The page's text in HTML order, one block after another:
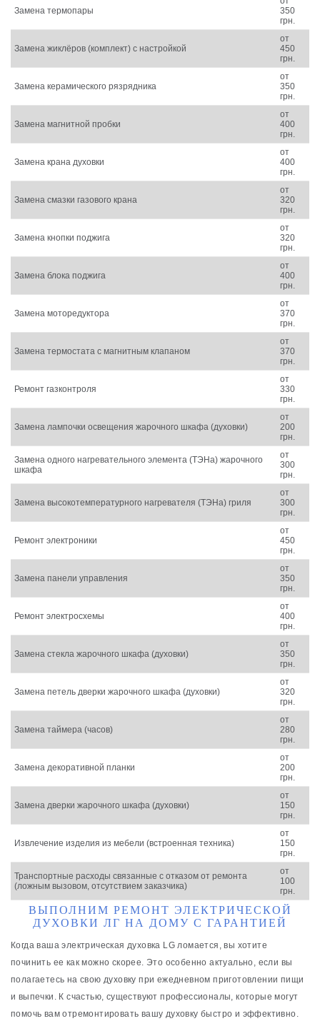
Замена термопары
350
грн.
Замена жиклёров (комплект) с настройкой
от
450
грн.
Замена керамического рязрядника
от
350
грн.
Замена магнитной пробки
от
400
грн.
Замена крана духовки
от
400
грн.
Замена смазки газового крана
от
320
грн.
Замена кнопки поджига
от
320
грн.
Замена блока поджига
от
400
грн.
Замена моторедуктора
от
370
грн.
Замена термостата с магнитным клапаном
от
370
грн.
Ремонт газконтроля
от
330
грн.
Замена лампочки освещения жарочного шкафа (духовки)
от
200
грн.
Замена одного нагревательного элемента (ТЭНа) жарочного
шкафа
от
300
грн.
Замена высокотемпературного нагревателя (ТЭНа) гриля
от
300
грн.
Ремонт электроники
от
450
грн.
Замена панели управления
от
350
грн.
Ремонт электросхемы
от
400
грн.
Замена стекла жарочного шкафа (духовки)
от
350
грн.
Замена петель дверки жарочного шкафа (духовки)
от
320
грн.
Замена таймера (часов)
от
280
грн.
Замена декоративной планки
от
200
грн.
Замена дверки жарочного шкафа (духовки)
от
150
грн.
Извлечение изделия из мебели (встроенная техника)
от
150
грн.
Транспортные расходы связанные с отказом от ремонта
(ложным вызовом, отсутствием заказчика)
от
100
грн.
ВЫПОЛНИМ РЕМОНТ ЭЛЕКТРИЧЕСКОЙ
ДУХОВКИ ЛГ НА ДОМУ С ГАРАНТИЕЙ
Когда ваша электрическая духовка LG ломается, вы хотите
починить ее как можно скорее. Это особенно актуально, если вы
полагаетесь на свою духовку при ежедневном приготовлении пищи
и выпечки. К счастью, существуют профессионалы, которые могут
помочь вам отремонтировать вашу духовку быстро и эффективно.